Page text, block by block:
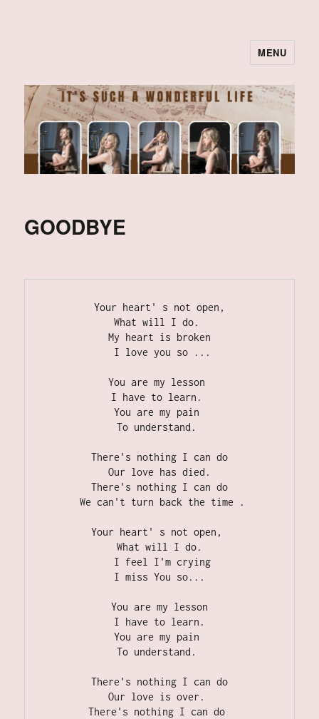
MENU
GOODBYE
Your heart' s not open,
What will I do.
My heart is broken
I love you so ...
You are my lesson
I have to learn.
You are my pain
To understand.
There's nothing I can do
Our love has died.
There's nothing I can do
We can't turn back the time .
Your heart' s not open,
What will I do.
I feel I'm crying
I miss You so...
You are my lesson
I have to learn.
You are my pain
To understand.
There's nothing I can do
Our love is over.
There's nothing I can do